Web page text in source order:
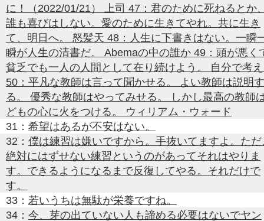
に！（2022/01/21） 上司 47：君のために死ねるとか
誰も喜びはしない。愛のために生きてやれ。共に生き
て、明日へ。 怒髪天 48：人生に下書きはない。一瞬
瞬が人生の清書だ。 Abemaの中の誰か 49：頭が悪く
貧乏でも一人の人間として在り続けよう。 自分で考
50：平凡な教師は言って聞かせる。 よい教師は説明す
る。 優秀な教師はやってみせる。 しかし最高の教師
どもの心に火をつける。 ウィリアム・ウォード
31： 希望はあるが不安はない。
32： 僕は練習は嫌いですから。手抜いてますよ。ただ
絶対にはずせない練習というのがあってそれはやりま
す。できるようになるまで反復してやる。それだけで
す。
33： 若いうちは無駄が栄養ですね。
34： 今、芽の出ていない人も諦める必要はないでヤン